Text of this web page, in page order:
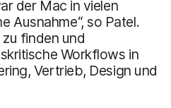
der Mac in vielen
Ausnahme“, so Patel.
finden und
Workflows in
Vertrieb, Design und